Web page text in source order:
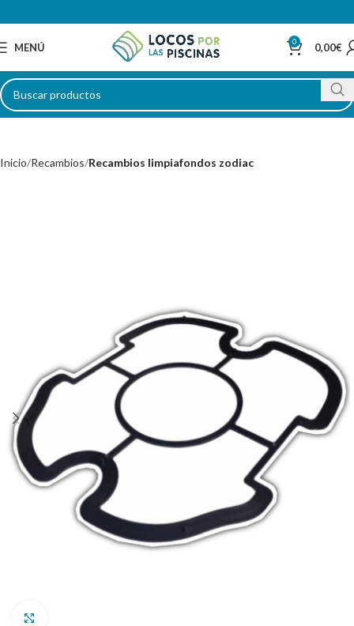
MENÚ 0 0,00€
Inicio Recambios Recambios limpiafondos zodiac